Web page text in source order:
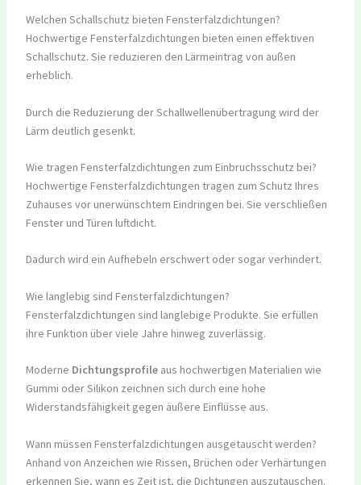
Welchen Schallschutz bieten Fensterfalzdichtungen?
Hochwertige Fensterfalzdichtungen bieten einen effektiven
Schallschutz. Sie reduzieren den Lärmeintrag von außen
erheblich.
Durch die Reduzierung der Schallwellenübertragung wird der
Lärm deutlich gesenkt.
Wie tragen Fensterfalzdichtungen zum Einbruchsschutz bei?
Hochwertige Fensterfalzdichtungen tragen zum Schutz Ihres
Zuhauses vor unerwünschtem Eindringen bei. Sie verschließen
Fenster und Türen luftdicht.
Dadurch wird ein Aufhebeln erschwert oder sogar verhindert.
Wie langlebig sind Fensterfalzdichtungen?
Fensterfalzdichtungen sind langlebige Produkte. Sie erfüllen
ihre Funktion über viele Jahre hinweg zuverlässig.
Moderne Dichtungsprofileaus hochwertigen Materialien wie
Gummi oder Silikon zeichnen sich durch eine hohe
Widerstandsfähigkeit gegen äußere Einflüsse aus.
Wann müssen Fensterfalzdichtungen ausgetauscht werden?
Anhand von Anzeichen wie Rissen, Brüchen oder Verhärtungen
erkennen Sie, wann es Zeit ist, die Dichtungen auszutauschen.